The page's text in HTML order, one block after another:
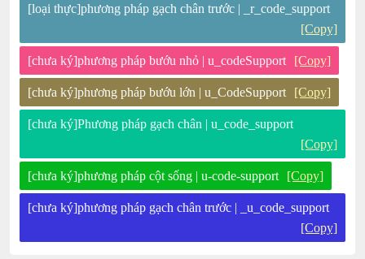
[loại thực]phương pháp gạch chân trước | _r_code_support
[Copy]
[chưa ký]phương pháp bướu nhỏ | u_codeSupport [Copy]
[chưa ký]phương pháp bướu lớn | u_CodeSupport [Copy]
[chưa ký]Phương pháp gạch chân | u_code_support
[Copy]
[chưa ký]phương pháp cột sống | u-code-support [Copy]
[chưa ký]phương pháp gạch chân trước | _u_code_support
[Copy]